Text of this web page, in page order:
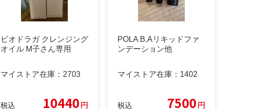
ビオドラガ クレンジング
オイル M子さん専用
マイストア在庫： 2703
税込 10440円
POLA B.Aリキッドファ
ンデーション他
マイストア在庫： 1402
税込 7500円